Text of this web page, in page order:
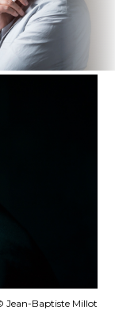
Jean-Baptiste Millot